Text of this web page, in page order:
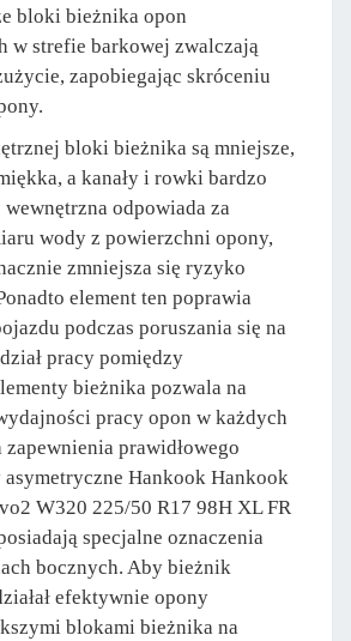
bloki bieżnika opon
w strefie barkowej zwalczają
zapobiegając skróceniu
bloki bieżnika są mniejsze,
a kanały i rowki bardzo
wewnętrzna odpowiada za
wody z powierzchni opony,
zmniejsza się ryzyko
element ten poprawia
podczas poruszania się na
pracy pomiędzy
bieżnika pozwala na
pracy opon w każdych
prawidłowego
Hankook Hankook
W320 225/50 R17 98H XL FR
specjalne oznaczenia
bocznych. Aby bieżnik
efektywnie opony
blokami bieżnika na